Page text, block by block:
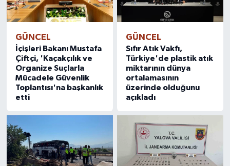
GÜNCEL
İçişleri Bakanı Mustafa
Çiftçi, 'Kaçakçılık ve
Organize Suçlarla
Mücadele Güvenlik
Toplantısı'na başkanlık
etti
GÜNCEL
Sıfır Atık Vakfı,
Türkiye'de plastik atık
miktarının dünya
ortalamasının
üzerinde olduğunu
açıkladı